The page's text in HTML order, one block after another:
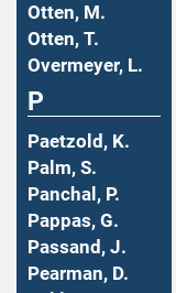
Otten, M.
Otten, T.
Overmeyer, L.
P
Paetzold, K.
Palm, S.
Panchal, P.
Pappas, G.
Passand, J.
Pearman, D.